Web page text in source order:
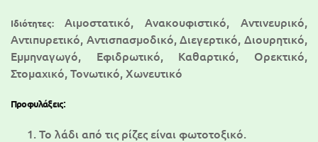
Ιδιότητες: Αιμοστατικό, Ανακουφιστικό, Αντινευρικό,
Αντιπυρετικό, Αντισπασμοδικό, Διεγερτικό, Διουρητικό,
Εμμηναγωγό, Εφιδρωτικό, Καθαρτικό, Ορεκτικό,
Στομαχικό, Τονωτικό, Χωνευτικό
Προφυλάξεις:
Το λάδι από τις ρίζες είναι φωτοτοξικό.